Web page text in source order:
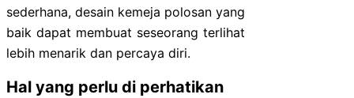
sederhana, desain kemeja polosan yang
baik dapat membuat seseorang terlihat
lebih menarik dan percaya diri.
Hal yang perlu di perhatikan